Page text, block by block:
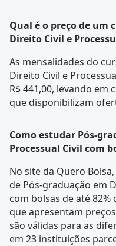
Qual é o preço de um
Direito Civil e
As mensalidades do
Direito Civil e
R$ 441,00, levando em
que disponibilizam
Como estudar Pós-
Processual Civil com
No site da Quero
de Pós-graduação em
com bolsas de até 82%
que apresentam preços
são válidas para as
em 23 instituições